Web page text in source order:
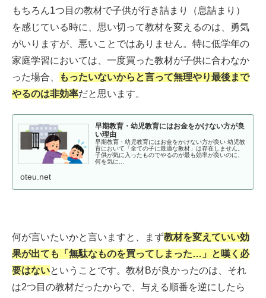
もちろん1つ目の教材で子供が行き詰まり（息詰まり）
を感じている時に、思い切って教材を変えるのは、勇気
がいりますが、悪いことではありません。特に低学年の
家庭学習においては、一度買った教材が子供に合わなか
った場合、
もったいないからと言って無理やり最後まで
やるのは非効率だと思います。
早期教育・幼児教育にはお金をかけない方が良
い理由
早期教育・幼児教育にはお金をかけない方が良い 幼児教
育において「全ての子に最適な教材」は存在しません。
子供が気に入ったものでやるのが最も効率が良いのに、
何を気に...
oteu.net
何が言いたいかと言いますと、まず教材を変えていい効
果が出ても「無駄なものを買ってしまった…」と嘆く必
要はないということです。教材Bが良かったのは、それ
は2つ目の教材だったからで、与える順番を逆にしたら